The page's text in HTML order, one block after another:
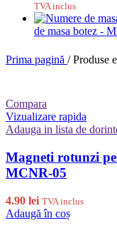
TVA inclus
de masa botez -
Prima pagină / Produse
Compara
Vizualizare rapida
Adauga in lista de
Magneti rotunzi
MCNR-05
4.90 lei TVA inclus
Adaugă în coș